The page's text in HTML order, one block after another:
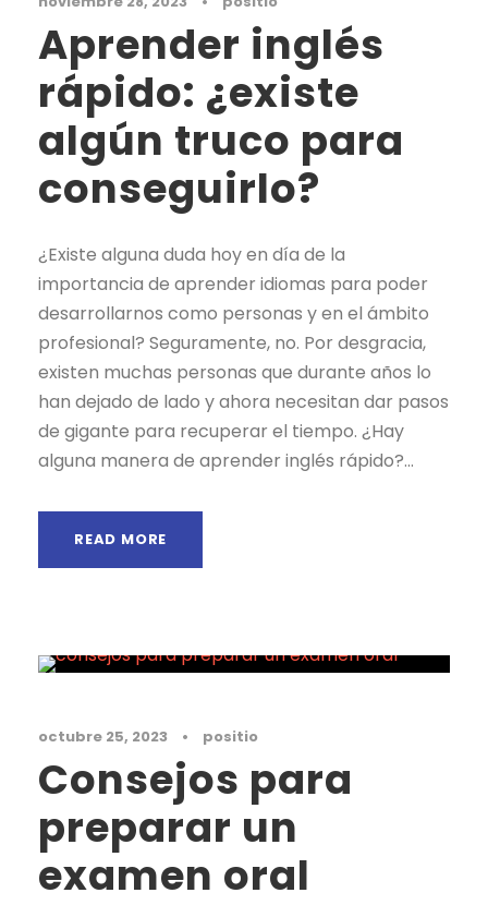
Aprender inglés
rápido: ¿existe
algún truco para
conseguirlo?
¿Existe alguna duda hoy en día de la
importancia de aprender idiomas para poder
desarrollarnos como personas y en el ámbito
profesional? Seguramente, no. Por desgracia,
existen muchas personas que durante años lo
han dejado de lado y ahora necesitan dar pasos
de gigante para recuperar el tiempo. ¿Hay
alguna manera de aprender inglés rápido?...
READ MORE
octubre 25, 2023 • positio
Consejos para
preparar un
examen oral